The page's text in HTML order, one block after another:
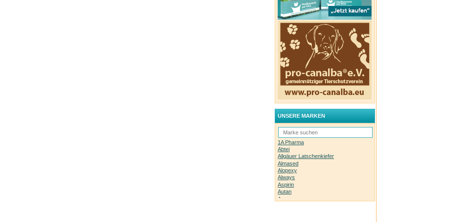
UNSERE MARKEN
1A Pharma
Abtei
Allgäuer Latschenkiefer
Almased
Alopexy
Always
Aspirin
Autan
Avene